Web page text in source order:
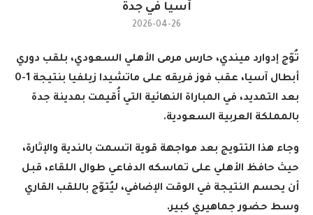
آسيا في جدة
2026-04-26
تُوّج إدوارد ميندي، حارس مرمى الأهلي السعودي، بلقب دوري
أبطال آسيا، عقب فوز فريقه على ماتشيدا زيلفيا بنتيجة 1-0
بعد التمديد، في المباراة النهائية التي أُقيمت بمدينة جدة
بالمملكة العربية السعودية.
وجاء هذا التتويج بعد مواجهة قوية اتسمت بالندية والإثارة،
حيث حافظ الأهلي على تماسكه الدفاعي طوال اللقاء، قبل
أن يحسم النتيجة في الوقت الإضافي، ليُتوّج باللقب القاري
وسط حضور جماهيري كبير.